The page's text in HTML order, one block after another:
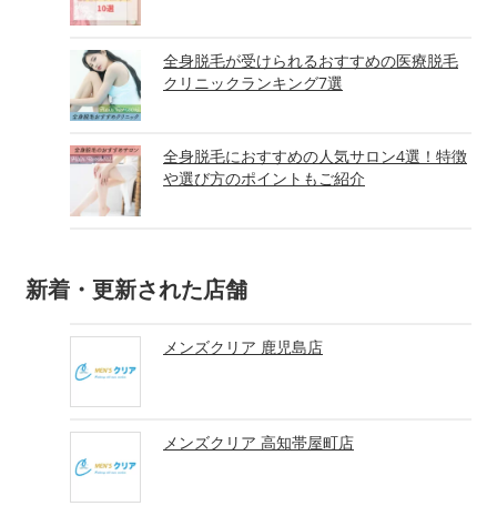
全身脱毛が受けられるおすすめの医療脱毛
クリニックランキング7選
全身脱毛におすすめの人気サロン4選！特徴
や選び方のポイントもご紹介
新着・更新された店舗
メンズクリア 鹿児島店
メンズクリア 高知帯屋町店